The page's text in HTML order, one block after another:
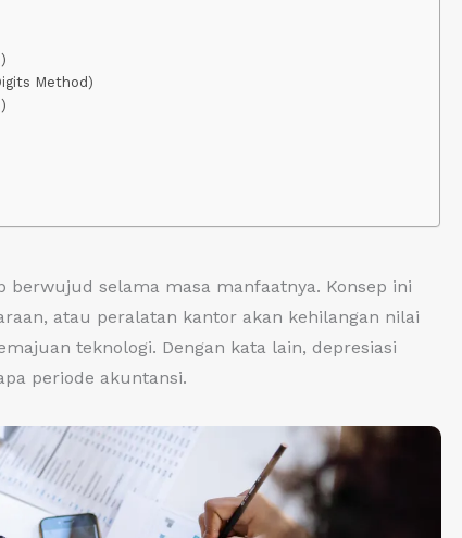
Method)
berwujud selama masa manfaatnya. Konsep ini
atau peralatan kantor akan kehilangan nilai
teknologi. Dengan kata lain, depresiasi
periode akuntansi.